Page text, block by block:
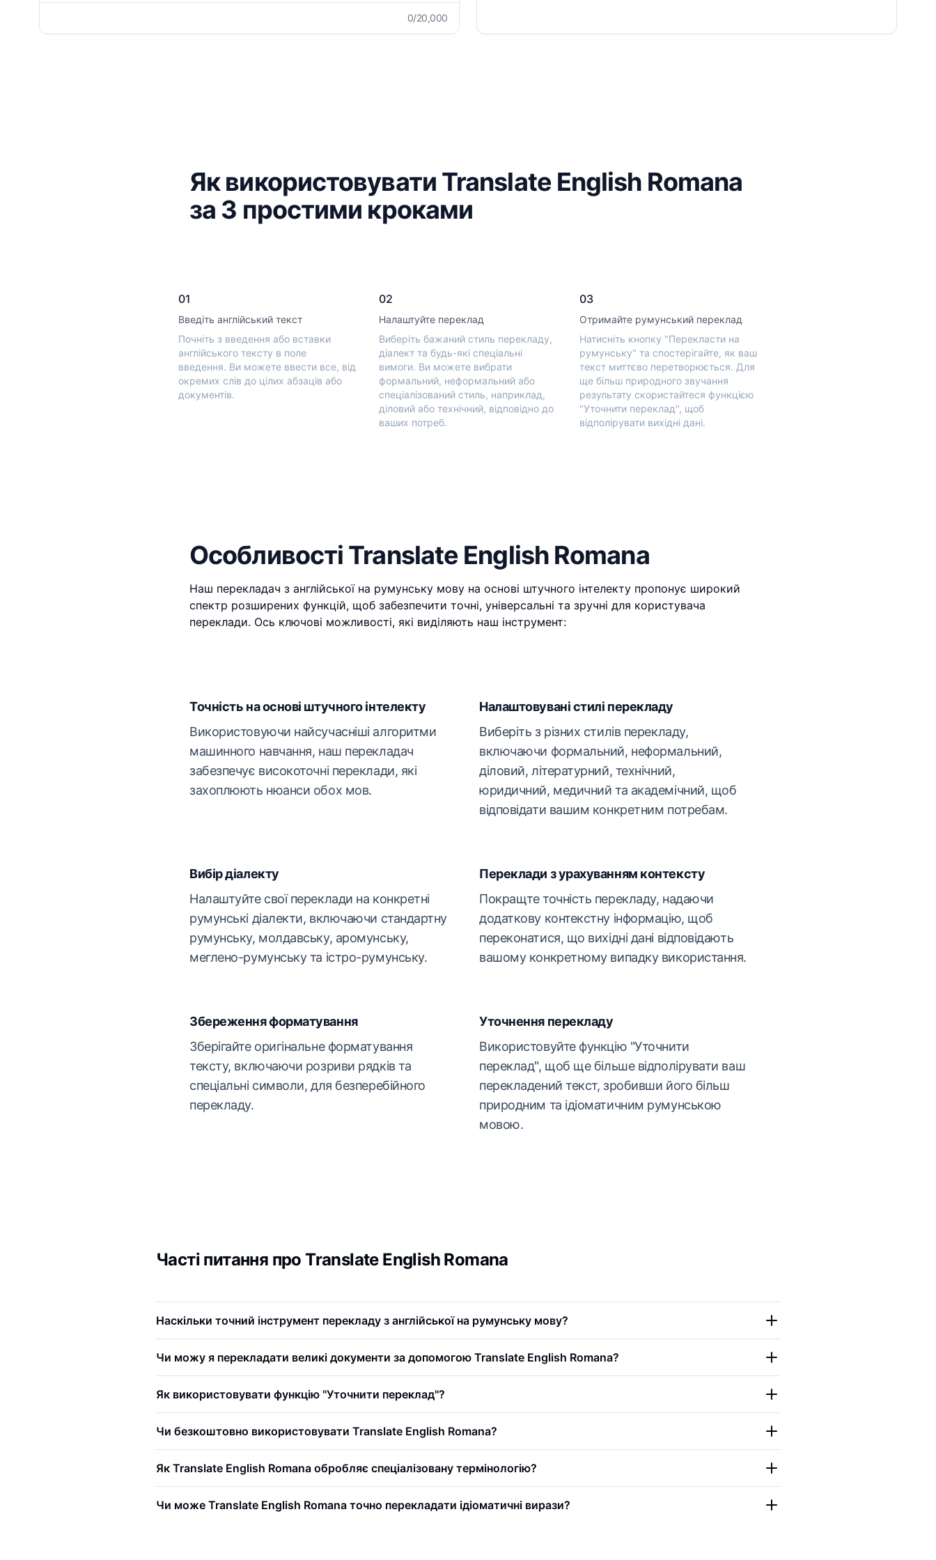
0/20,000
Як використовувати Translate English Romana
за 3 простими кроками
01
Введіть англійський текст
Почніть з введення або вставки
англійського тексту в поле
введення. Ви можете ввести все, від
окремих слів до цілих абзаців або
документів.
02
Налаштуйте переклад
Виберіть бажаний стиль перекладу,
діалект та будь-які спеціальні
вимоги. Ви можете вибрати
формальний, неформальний або
спеціалізований стиль, наприклад,
діловий або технічний, відповідно до
ваших потреб.
03
Отримайте румунський переклад
Натисніть кнопку "Перекласти на
румунську" та спостерігайте, як ваш
текст миттєво перетворюється. Для
ще більш природного звучання
результату скористайтеся функцією
"Уточнити переклад", щоб
відполірувати вихідні дані.
Особливості Translate English Romana
Наш перекладач з англійської на румунську мову на основі штучного інтелекту пропонує широкий
спектр розширених функцій, щоб забезпечити точні, універсальні та зручні для користувача
переклади. Ось ключові можливості, які виділяють наш інструмент:
Точність на основі штучного інтелекту
Використовуючи найсучасніші алгоритми
машинного навчання, наш перекладач
забезпечує високоточні переклади, які
захоплюють нюанси обох мов.
Налаштовувані стилі перекладу
Виберіть з різних стилів перекладу,
включаючи формальний, неформальний,
діловий, літературний, технічний,
юридичний, медичний та академічний, щоб
відповідати вашим конкретним потребам.
Вибір діалекту
Налаштуйте свої переклади на конкретні
румунські діалекти, включаючи стандартну
румунську, молдавську, аромунську,
меглено-румунську та істро-румунську.
Переклади з урахуванням контексту
Покращте точність перекладу, надаючи
додаткову контекстну інформацію, щоб
переконатися, що вихідні дані відповідають
вашому конкретному випадку використання.
Збереження форматування
Зберігайте оригінальне форматування
тексту, включаючи розриви рядків та
спеціальні символи, для безперебійного
перекладу.
Уточнення перекладу
Використовуйте функцію "Уточнити
переклад", щоб ще більше відполірувати ваш
перекладений текст, зробивши його більш
природним та ідіоматичним румунською
мовою.
Часті питання про Translate English Romana
Наскільки точний інструмент перекладу з англійської на румунську мову?
Чи можу я перекладати великі документи за допомогою Translate English Romana?
Як використовувати функцію "Уточнити переклад"?
Чи безкоштовно використовувати Translate English Romana?
Як Translate English Romana обробляє спеціалізовану термінологію?
Чи може Translate English Romana точно перекладати ідіоматичні вирази?